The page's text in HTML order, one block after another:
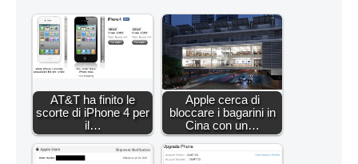
AT&T ha finito le
scorte di iPhone 4 per
il…
Apple cerca di
bloccare i bagarini in
Cina con un…